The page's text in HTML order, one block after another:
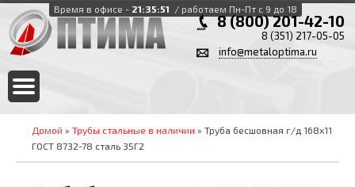
Время в офисе - 21:35:52 / работаем Пн-Пт с 9 до 18
8 (800) 201-42-10
8 (351) 217-05-05
info@metaloptima.ru
Домой » Трубы стальные в наличии » Труба бесшовная г/д 168х11
ГОСТ 8732-78 сталь 35Г2